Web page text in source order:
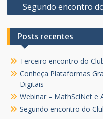
PostSegundo encontro
Posts recentes
Terceiro encontro do
Conheça Plataformas
Digitais
Webinar – MathSciNet e
Segundo encontro do